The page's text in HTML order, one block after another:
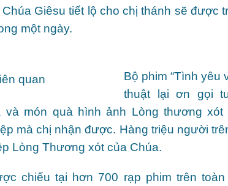
Giêsu tiết lộ cho chị thánh sẽ được
một ngày.
Bộ phim “Tình yêu
thuật lại ơn gọi
và món quà hình ảnh Lòng thương
mà chị nhận được. Hàng triệu người
Lòng Thương xót của Chúa.
chiếu tại hơn 700 rạp phim trên